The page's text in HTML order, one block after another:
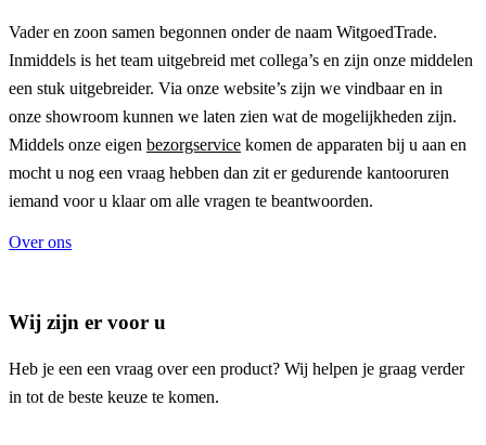
Vader en zoon samen begonnen onder de naam WitgoedTrade.
Inmiddels is het team uitgebreid met collega’s en zijn onze middelen
een stuk uitgebreider. Via onze website’s zijn we vindbaar en in
onze showroom kunnen we laten zien wat de mogelijkheden zijn.
Middels onze eigen bezorgservice komen de apparaten bij u aan en
mocht u nog een vraag hebben dan zit er gedurende kantooruren
iemand voor u klaar om alle vragen te beantwoorden.
Over ons
Wij zijn er voor u
Heb je een een vraag over een product? Wij helpen je graag verder
in tot de beste keuze te komen.